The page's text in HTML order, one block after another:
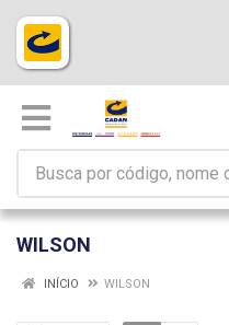
WILSON
INÍCIO WILSON